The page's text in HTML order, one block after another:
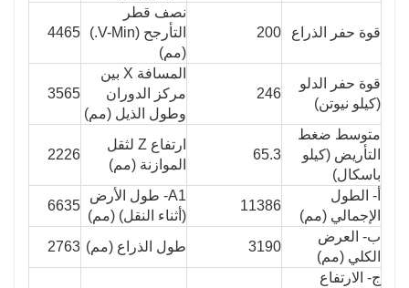
قوة حفر الذراع 200
نصف قطر
التأرجح (V-Min.)
(مم)
4465
قوة حفر الدلو
(كيلو نيوتن)
246
المسافة X بين
مركز الدوران
وطول الذيل (مم)
3565
متوسط ​​ضغط
التأريض (كيلو
باسكال)
65.3
ارتفاع Z لثقل
الموازنة (مم)
2226
أ- الطول
الإجمالي (مم)
11386
A1- طول الأرض
(أثناء النقل) (مم)
6635
ب- العرض
الكلي (مم)
3190 طول الذراع (مم) 2763
ج- الارتفاع